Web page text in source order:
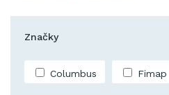
Značky
Columbus Fimap